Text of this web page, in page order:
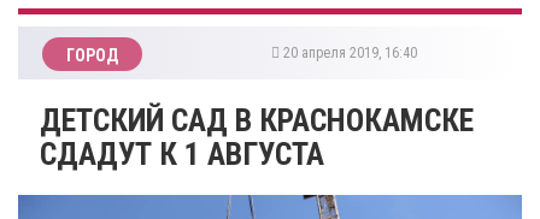
ГОРОД 20 апреля 2019, 16:40
ДЕТСКИЙ САД В КРАСНОКАМСКЕ
СДАДУТ К 1 АВГУСТА